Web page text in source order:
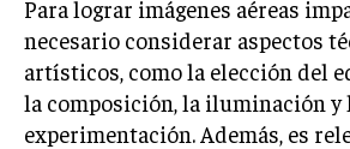
Para lograr imágenes aéreas
necesario considerar aspectos
artísticos, como la elección del
la composición, la iluminación y
experimentación. Además, es